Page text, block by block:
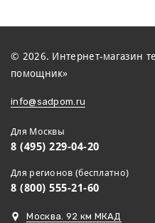
© 2026. Интернет-магазин
помощник»
info@sadpom.ru
Для Москвы
8 (495) 229-04-20
Для регионов (бесплатно)
8 (800) 555-21-60
Москва. 92 км МКАД